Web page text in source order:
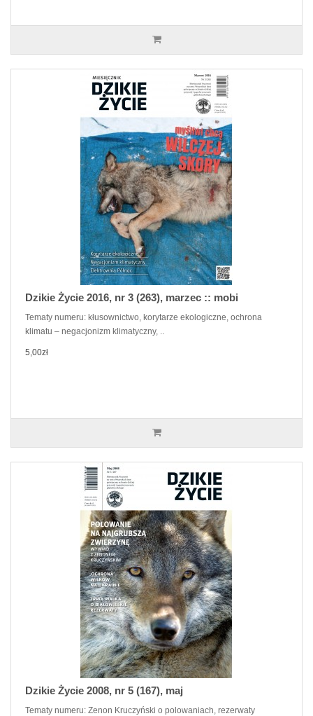
Dzikie Życie 2016, nr 3 (263), marzec :: mobi
Tematy numeru: kłusownictwo, korytarze ekologiczne, ochrona
klimatu – negacjonizm klimatyczny, ..
5,00zł
Dzikie Życie 2008, nr 5 (167), maj
Tematy numeru: Zenon Kruczyński o polowaniach, rezerwaty